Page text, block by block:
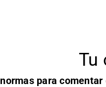
Tu
normas para comentar